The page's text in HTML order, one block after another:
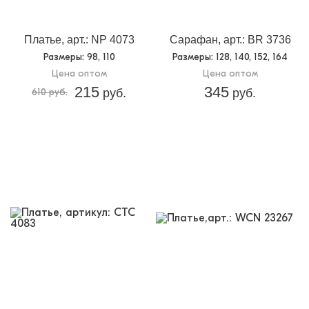
Платье, арт.: NP 4073
Размеры: 98, 110
Цена оптом
610 руб.
215 руб.
Сарафан, арт.: BR 3736
Размеры: 128, 140, 152, 164
Цена оптом
345 руб.